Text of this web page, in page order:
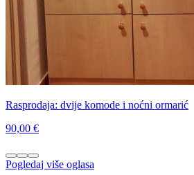
Rasprodaja: dvije komode i noćni ormarić
90,00 €
Pogledaj više oglasa